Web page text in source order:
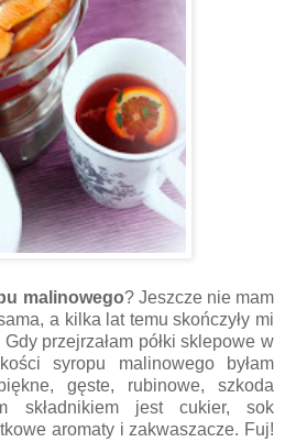
malinowego? Jeszcze nie mam
a kilka lat temu skończyły mi
przejrzałam półki sklepowe w
syropu malinowego byłam
gęste, rubinowe, szkoda
składnikiem jest cukier, sok
aromaty i zakwaszacze. Fuj!